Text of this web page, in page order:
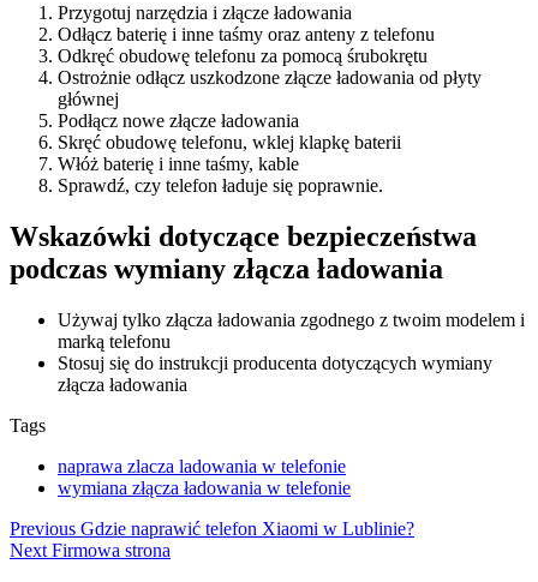
Przygotuj narzędzia i złącze ładowania
Odłącz baterię i inne taśmy oraz anteny z telefonu
Odkręć obudowę telefonu za pomocą śrubokrętu
Ostrożnie odłącz uszkodzone złącze ładowania od płyty
głównej
Podłącz nowe złącze ładowania
Skręć obudowę telefonu, wklej klapkę baterii
Włóż baterię i inne taśmy, kable
Sprawdź, czy telefon ładuje się poprawnie.
Wskazówki dotyczące bezpieczeństwa
podczas wymiany złącza ładowania
Używaj tylko złącza ładowania zgodnego z twoim modelem i
marką telefonu
Stosuj się do instrukcji producenta dotyczących wymiany
złącza ładowania
Tags
naprawa zlacza ladowania w telefonie
wymiana złącza ładowania w telefonie
Nawigacja
wpisu
Previous Previous
post:
Gdzie naprawić telefon Xiaomi w Lublinie?
Next Next
Firmowa strona